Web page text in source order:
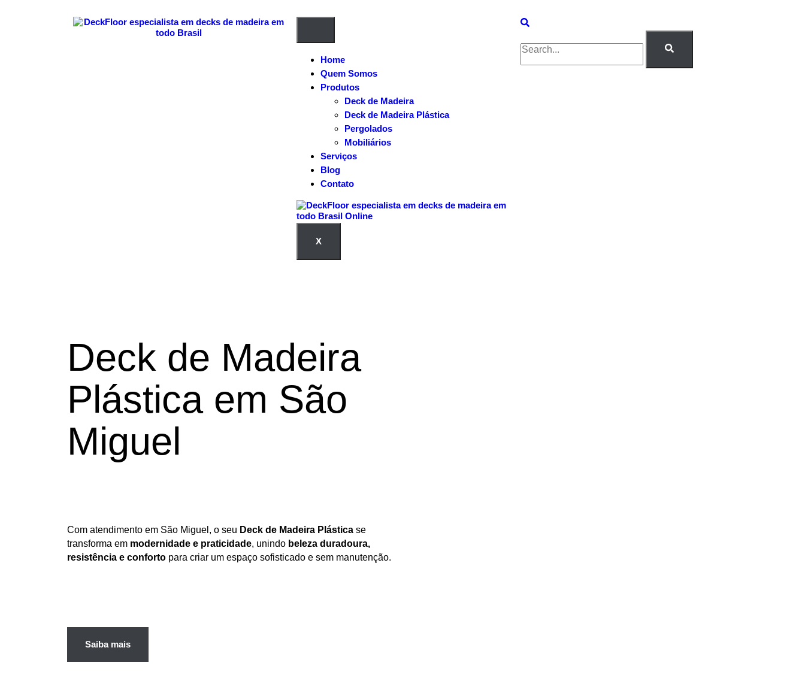
Home
Quem Somos
Produtos
Deck de Madeira
Deck de Madeira Plástica
Pergolados
Mobiliários
Serviços
Blog
Contato
X
Deck de Madeira
Plástica em São
Miguel
Com atendimento em São Miguel, o seu Deck de Madeira Plástica se
transforma em modernidade e praticidade, unindo beleza duradoura,
resistência e conforto para criar um espaço sofisticado e sem manutenção.
Saiba mais